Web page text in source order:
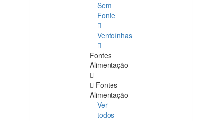
Sem
Fonte
Ventoínhas
Fontes
Alimentação
Fontes
Alimentação
Ver
todos